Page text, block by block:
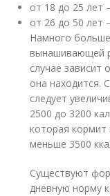
от 18 до 25 лет
от 26 до 50 лет
Намного
вынашивающей
случае зависит
она находится.
следует
2500 до 3200
которая
меньше 3500
Существуют
дневную норму